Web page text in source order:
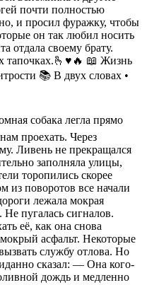
почти полностью
и просил фуражку, чтобы
он так любил носить
отдала своему брату.
тапочках.🫰♥️🔥 📖 Жизнь
📚 В двух словах •
собака легла прямо
проехать. Через
Ливень не прекращался
заполняла улицы,
торопились скорее
из поворотов все начали
лежала мокрая
Не пугалась сигналов.
её, как она снова
асфальт. Некоторые
службу отлова. Но
сказал: — Она кого-
дождь и медленно